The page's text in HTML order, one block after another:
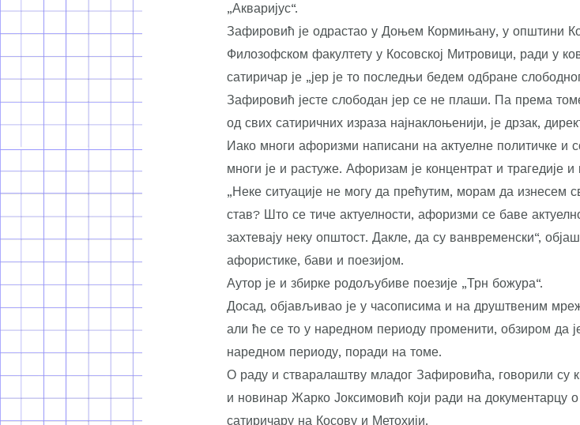
„Акваријус“.
Зафировић је одрастао у Доњем Кормињану, у општини
Филозофском факултету у Косовској Митровици, ради у
сатиричар је „јер је то последњи бедем одбране
Зафировић јесте слободан јер се не плаши. Па према
од свих сатиричних израза најнаклоњенији, је дрзак,
Иако многи афоризми написани на актуелне политичке и
многи је и растуже. Афоризам је концентрат и трагедије
„Неке ситуације не могу да прећутим, морам да изнесем
став? Што се тиче актуелности, афоризми се баве
захтевају неку општост. Дакле, да су ванвременски“,
афористике, бави и поезијом.
Аутор је и збирке родољубиве поезије „Трн божура“.
Досад, објављивао је у часописима и на друштвеним
али ће се то у наредном периоду променити, обзиром да
наредном периоду, поради на томе.
О раду и стваралаштву младог Зафировића, говорили су
и новинар Жарко Јоксимовић који ради на документарцу
сатиричару на Косову и Метохији.